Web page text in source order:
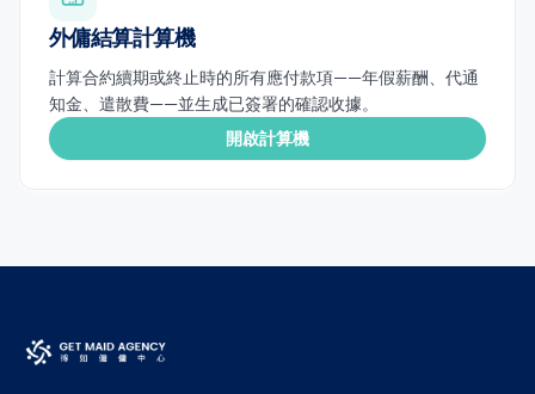
外傭結算計算機
計算合約續期或終止時的所有應付款項——年假薪酬、代通
知金、遣散費——並生成已簽署的確認收據。
開啟計算機